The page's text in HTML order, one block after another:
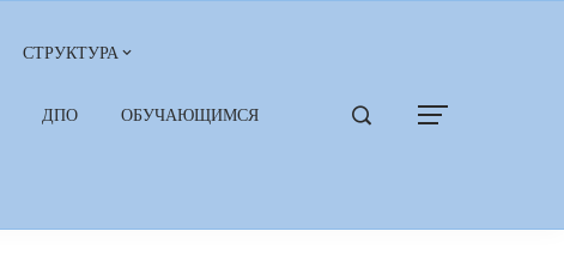
СТРУКТУРА
ДПО ОБУЧАЮЩИМСЯ